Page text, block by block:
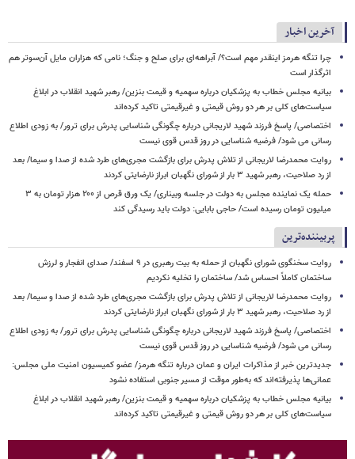
آخرین اخبار
چرا تنگه هرمز اینقدر مهم است؟/ آبراهه‌ای برای صلح و جنگ؛ نامی که هزاران مایل آن‌سوتر هم
اثرگذار است
بیانیه مجلس خطاب به پزشکیان درباره سهمیه و قیمت بنزین/ رهبر شهید انقلاب در ابلاغ
سیاست‌های کلی بر هر دو روش قیمتی و غیرقیمتی تاکید کرده‌اند
اختصاصی/ پاسخ فرزند شهید لاریجانی درباره چگونگی شناسایی پدرش برای ترور/ به زودی اطلاع
رسانی می شود/ فرضیه شناسایی در روز قدس قوی نیست
روایت محمدرضا لاریجانی از تلاش پدرش برای بازگشت مجری‌های طرد شده از صدا و سیما/ بعد
از رد صلاحیت، رهبر شهید ۳ بار از شورای نگهبان ابراز نارضایتی کردند
حمله یک نماینده مجلس به دولت در جلسه وبیناری/ یک ورق قرص از ۲۰۰ هزار تومان به ۳
میلیون تومان رسیده است/ حاجی بابایی: دولت باید رسیدگی کند
پربیننده‌ترین
روایت سخنگوی شورای نگهبان از حمله به بیت رهبری در ۹ اسفند/ صدای انفجار و لرزش
ساختمان کاملاً احساس شد/ ساختمان را تخلیه نکردیم
روایت محمدرضا لاریجانی از تلاش پدرش برای بازگشت مجری‌های طرد شده از صدا و سیما/ بعد
از رد صلاحیت، رهبر شهید ۳ بار از شورای نگهبان ابراز نارضایتی کردند
اختصاصی/ پاسخ فرزند شهید لاریجانی درباره چگونگی شناسایی پدرش برای ترور/ به زودی اطلاع
رسانی می شود/ فرضیه شناسایی در روز قدس قوی نیست
جدیدترین خبر از مذاکرات ایران و عمان درباره تنگه هرمز/ عضو کمیسیون امنیت ملی مجلس:
عمانی‌ها پذیرفته‌اند که به‌طور موقت از مسیر جنوبی استفاده نشود
بیانیه مجلس خطاب به پزشکیان درباره سهمیه و قیمت بنزین/ رهبر شهید انقلاب در ابلاغ
سیاست‌های کلی بر هر دو روش قیمتی و غیرقیمتی تاکید کرده‌اند